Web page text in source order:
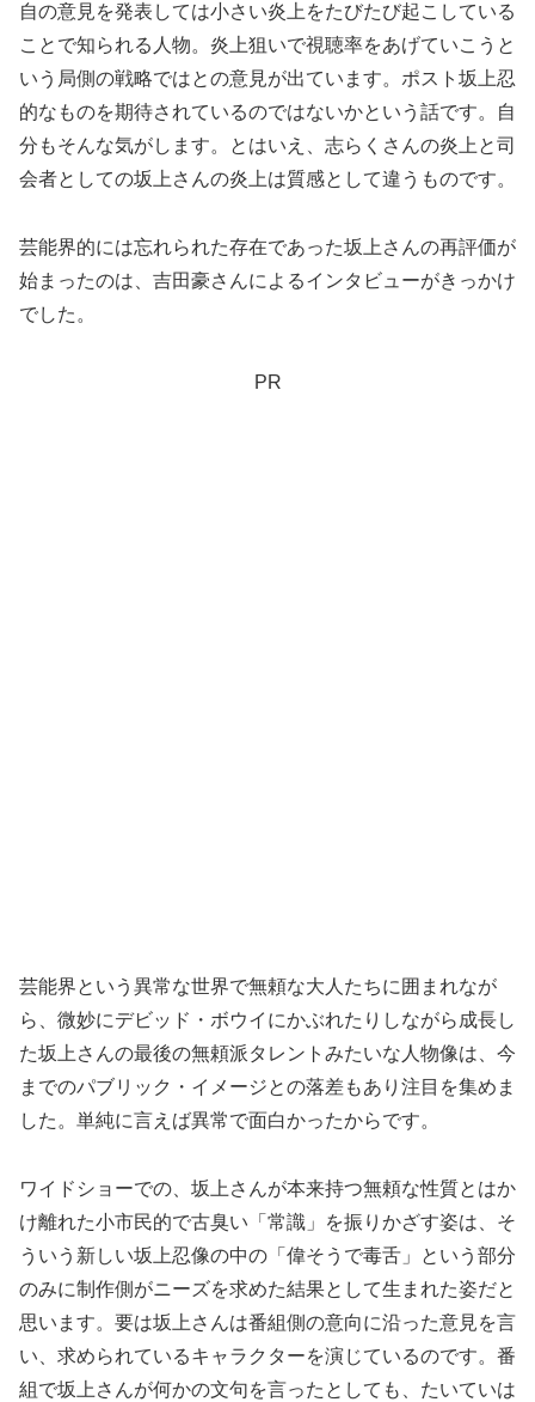
自の意見を発表しては小さい炎上をたびたび起こしている
ことで知られる人物。炎上狙いで視聴率をあげていこうと
いう局側の戦略ではとの意見が出ています。ポスト坂上忍
的なものを期待されているのではないかという話です。自
分もそんな気がします。とはいえ、志らくさんの炎上と司
会者としての坂上さんの炎上は質感として違うものです。
芸能界的には忘れられた存在であった坂上さんの再評価が
始まったのは、吉田豪さんによるインタビューがきっかけ
でした。
PR
芸能界という異常な世界で無頼な大人たちに囲まれなが
ら、微妙にデビッド・ボウイにかぶれたりしながら成長し
た坂上さんの最後の無頼派タレントみたいな人物像は、今
までのパブリック・イメージとの落差もあり注目を集めま
した。単純に言えば異常で面白かったからです。
ワイドショーでの、坂上さんが本来持つ無頼な性質とはか
け離れた小市民的で古臭い「常識」を振りかざす姿は、そ
ういう新しい坂上忍像の中の「偉そうで毒舌」という部分
のみに制作側がニーズを求めた結果として生まれた姿だと
思います。要は坂上さんは番組側の意向に沿った意見を言
い、求められているキャラクターを演じているのです。番
組で坂上さんが何かの文句を言ったとしても、たいていは